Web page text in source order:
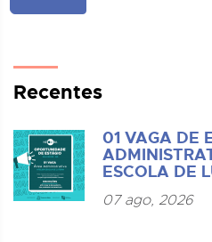
Recentes
01 VAGA DE
ESCOLA DE
07 ago, 2026